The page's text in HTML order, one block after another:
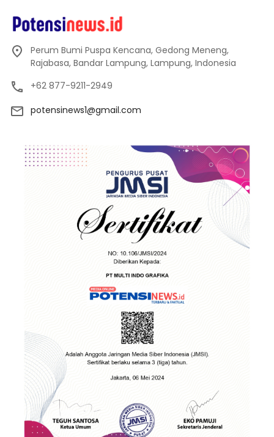
Perum Bumi Puspa Kencana, Gedong Meneng,
Rajabasa, Bandar Lampung, Lampung, Indonesia
+62 877-9211-2949
potensinews1@gmail.com